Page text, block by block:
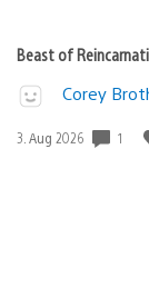
Beast of
Corey
3. Aug 2026 1